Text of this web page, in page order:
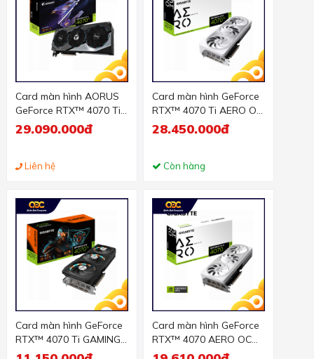
Card màn hình AORUS
GeForce RTX™ 4070 Ti
ELITE 12G
29.090.000đ
Liên hệ
Card màn hình GeForce
RTX™ 4070 Ti AERO OC
12G
28.450.000đ
Còn hàng
Card màn hình GeForce
RTX­­™ 4070 Ti GAMING
OC 12G
Card màn hình GeForce
RTX™ 4070 AERO OC
12G